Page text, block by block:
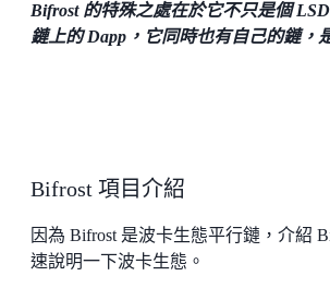
Bifrost 的特殊之處在於它不只是個
鏈上的 Dapp，它同時也有自己的鏈，
Bifrost 項目介紹
因為 Bifrost 是波卡生態平行鏈，介紹
速說明一下波卡生態。